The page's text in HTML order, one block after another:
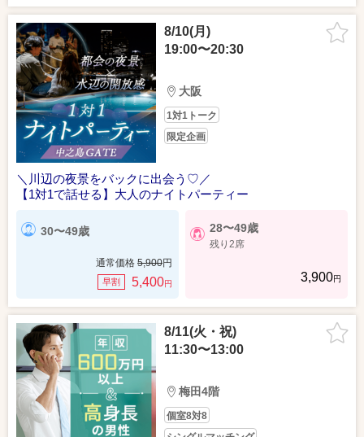
8/10(月)
19:00〜20:30
大阪
1対1トーク
限定企画
＼川辺の夜景をバックに出会う♡／
【1対1で話せる】大人のナイトパーティー
30〜49歳
通常価格 5,900円
早割 5,400円
28〜49歳
残り2席
3,900円
8/11(火・祝)
11:30〜13:00
梅田4階
個室8対8